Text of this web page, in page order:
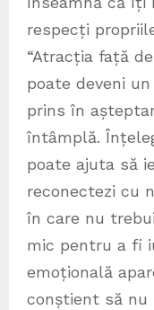
respecți
“Atracția față
poate deveni
prins în
întâmplă.
poate ajuta să
reconectezi cu
în care nu
mic pentru a fi
emoțională
conștient să